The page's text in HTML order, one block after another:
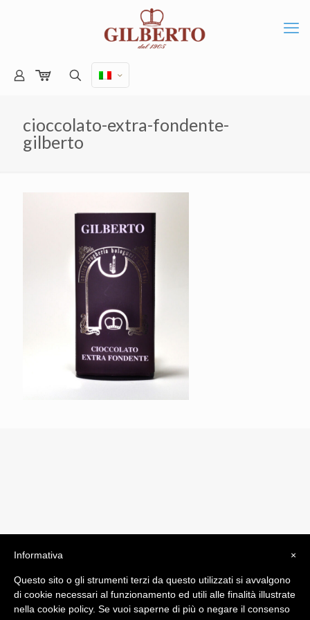
cioccolato-extra-fondente-
gilberto
byComunicatori su Misura srl
Termini e Condizioni di Vendita - Terms and Conditions
×
Informativa
Questo sito o gli strumenti terzi da questo utilizzati si avvalgono
di cookie necessari al funzionamento ed utili alle finalità illustrate
nella cookie policy. Se vuoi saperne di più o negare il consenso